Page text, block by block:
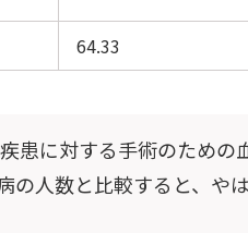
64.33
に対する手術のため
人数と比較すると、や